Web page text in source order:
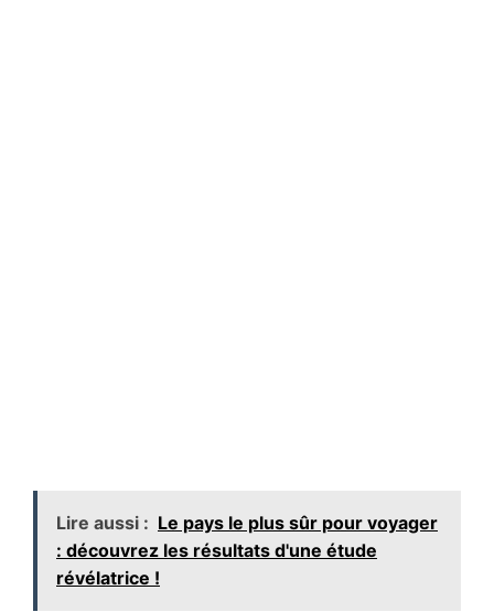
Lire aussi : Le pays le plus sûr pour voyager
: découvrez les résultats d'une étude
révélatrice !